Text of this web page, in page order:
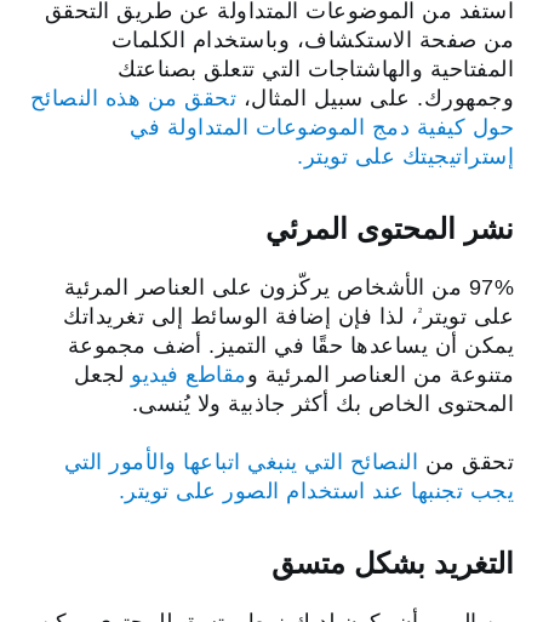
استفد من الموضوعات المتداولة عن طريق التحقق
من صفحة الاستكشاف، وباستخدام الكلمات
المفتاحية والهاشتاجات التي تتعلق بصناعتك
وجمهورك. على سبيل المثال، تحقق من هذه النصائح
حول كيفية دمج الموضوعات المتداولة في
إستراتيجيتك على تويتر.
نشر المحتوى المرئي
97% من الأشخاص يركّزون على العناصر المرئية
على تويتر
2، لذا فإن إضافة الوسائط إلى تغريداتك
يمكن أن يساعدها حقًا في التميز. أضف مجموعة
متنوعة من العناصر المرئية ومقاطع فيديو لجعل
المحتوى الخاص بك أكثر جاذبية ولا يُنسى.
تحقق من
‏‫النصائح التي ينبغي اتباعها والأمور التي
يجب تجنبها عند استخدام الصور على تويتر.
التغريد بشكل متسق